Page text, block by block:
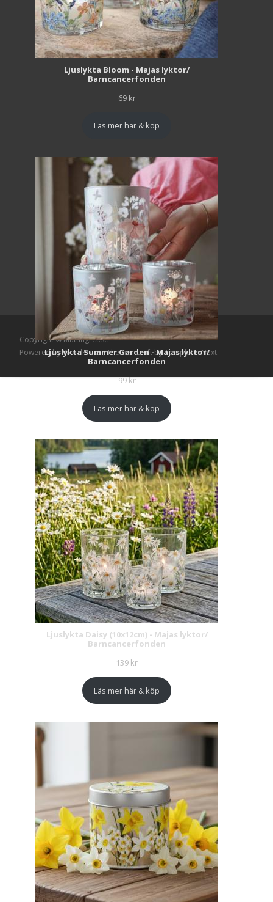
Ljuslykta Bloom - Majas lyktor/
Barncancerfonden
69 kr
Läs mer här & köp
Ljuslykta Summer Garden - Majas lyktor/
Barncancerfonden
99kr
Läs mer här & köp
Ljuslykta Daisy (10x12cm) - Majas lyktor/
Barncancerfonden
139 kr
Läs mer här & köp
Copyright © Mattlagret.se
Powered by WordPress, Themei-craftby TemplatesNext.